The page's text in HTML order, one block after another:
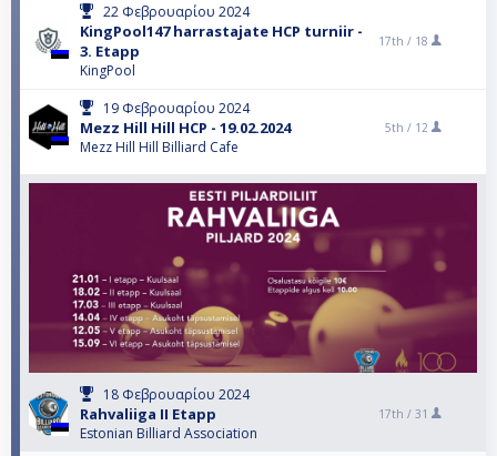
22 Φεβρουαρίου 2024
KingPool147 harrastajate HCP turniir -
3. Etapp
KingPool
17th / 18
19 Φεβρουαρίου 2024
Mezz Hill Hill HCP - 19.02.2024
Mezz Hill Hill Billiard Cafe
5th / 12
18 Φεβρουαρίου 2024
Rahvaliiga II Etapp
Estonian Billiard Association
17th / 31